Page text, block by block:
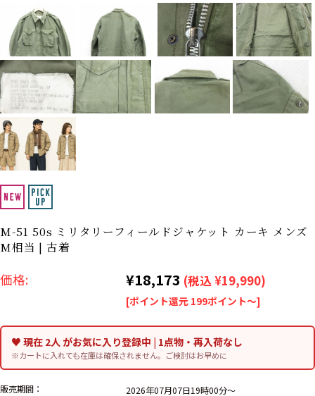
ス
チャンピオン
パタゴニア
カーハート ディッキーズ
アディダス
リーバイス
ア行
ナ行
スウェット セーター
長袖シャツ 半袖シャツ Tシャツ
パンツ レディース 子供服
M-51 50s ミリタリーフィールドジャケット カーキ メンズ
M相当 | 古着
価格: ¥18,173 (税込 ¥19,990)
[ポイント還元 199ポイント～]
♥ 現在 2人 がお気に入り登録中 | 1点物・再入荷なし
※カートに入れても在庫は確保されません。ご検討はお早めに
販売期間：
2026年07月07日19時00分～